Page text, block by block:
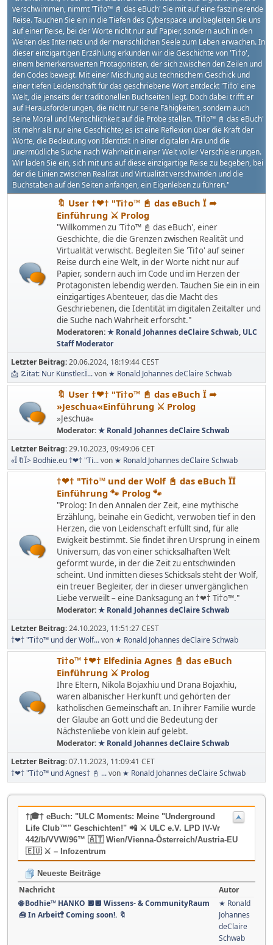
verschwimmen, nimmt 'Ti†o™ 📓 das eBuch' Sie mit auf eine faszinierende
Reise. Tauchen Sie ein in die Tiefen des Cyberspace und begleiten Sie uns
auf einer Reise, bei der Worte nicht nur auf Papier, sondern auch in den
Weiten des Internets und der menschlichen Seele zum Leben erwachen. In
dieser einzigartigen Erzählung erkunden wir die Geschichte von 'Ti†o',
einem bemerkenswerten Protagonisten, der sich zwischen den Zeilen und
den Codes bewegt. Mit einer Mischung aus technischem Geschick und
einer tiefen Leidenschaft für das geschriebene Wort entdeckt 'Ti†o' eine
Welt, die jenseits der traditionellen Buchseiten liegt. Doch dabei trifft er
auf Herausforderungen, die nicht nur seine Fähigkeiten, sondern auch
seine Moral und Menschlichkeit auf die Probe stellen. 'Ti†o™ 📓 das eBuch'
ist mehr als nur eine Geschichte; es ist eine Reflexion über die Kraft der
Worte, die Bedeutung von Identität in einer digitalen Ära und die
unermüdliche Suche nach Wahrheit in einer Welt voller Verschleierungen.
Wir laden Sie ein, sich mit uns auf diese einzigartige Reise zu begeben, bei
der die Linien zwischen Realität und Virtualität verschwinden und die
Buchstaben auf den Seiten anfangen, ein Eigenleben zu führen."
🔖 User †❤† "Ti†o™ 📓 das eBuch Ï ➦
Einführung ⚔ Prolog
"Willkommen zu 'Ti†o™ 📓 das eBuch', einer
Geschichte, die die Grenzen zwischen Realität und
Virtualität verwischt. Begleiten Sie 'Ti†o' auf seiner
Reise durch eine Welt, in der Worte nicht nur auf
Papier, sondern auch im Code und im Herzen der
Protagonisten lebendig werden. Tauchen Sie ein in ein
einzigartiges Abenteuer, das die Macht des
Geschriebenen, die Identität im digitalen Zeitalter und
die Suche nach Wahrheit erforscht."
Moderatoren:★ Ronald Johannes deClaire Schwab, ULC
Staff Moderator
Letzter Beitrag:20.06.2024, 18:19:44 CEST
📩 ☡itat: Nur Künstler.Ï...von ★ Ronald Johannes deClaire Schwab
🔖 User †❤† "Ti†o™ 📓 das eBuch Ï ➦
»Jeschua«Einführung ⚔ Prolog
»Jeschua«
Moderator:★ Ronald Johannes deClaire Schwab
Letzter Beitrag:29.10.2023, 09:49:06 CET
«Ï🔖Ï> Bodhie.eu †❤† "Ti...von ★ Ronald Johannes deClaire Schwab
†❤† "Ti†o™ und der Wolf 📓 das eBuch ÏÏ
Einführung 🐾 Prolog 🐾
"Prolog: In den Annalen der Zeit, eine mythische
Erzählung, beinahe ein Gedicht, verwoben tief in den
Herzen, die von Leidenschaft erfüllt sind, für alle
Ewigkeit bestimmt. Sie findet ihren Ursprung in einem
Universum, das von einer schicksalhaften Welt
geformt wurde, in der die Zeit zu entschwinden
scheint. Und inmitten dieses Schicksals steht der Wolf,
ein treuer Begleiter, der in dieser unvergänglichen
Liebe verweilt – eine Danksagung an †❤† Ti†o™."
Moderator:★ Ronald Johannes deClaire Schwab
Letzter Beitrag:24.10.2023, 11:51:27 CEST
†❤† "Ti†o™ und der Wolf...von ★ Ronald Johannes deClaire Schwab
Ti†o™ †❤† Elfedinia Agnes 📓 das eBuch
Einführung ⚔ Prolog
Ihre Eltern, Nikola Bojaxhiu und Drana Bojaxhiu,
waren albanischer Herkunft und gehörten der
katholischen Gemeinschaft an. In ihrer Familie wurde
der Glaube an Gott und die Bedeutung der
Nächstenliebe von klein auf gelebt.
Moderator:★ Ronald Johannes deClaire Schwab
Letzter Beitrag:07.11.2023, 11:09:41 CET
†❤† "Ti†o™ und Agnes† 📓 ...von ★ Ronald Johannes deClaire Schwab
†🎓† eBuch: "ULC Moments: Meine "Underground
Life Club™" Geschichten!" 📲 ⚔ ULC e.V. LPD IV-Vr
442/b/VVW/96™ 🇦🇹 Wien/Vienna-Österreich/Austria-EU
🇪🇺 ⚔ – Infozentrum
Neueste Beiträge
Nachricht
Autor
🌐 Bodhie™ HANKO 🔲🔲 Wissens- & CommunityRaum
🧰 In Arbeit🚏 Coming soon!. 🔖
★ Ronald
Johannes
deClaire
Schwab